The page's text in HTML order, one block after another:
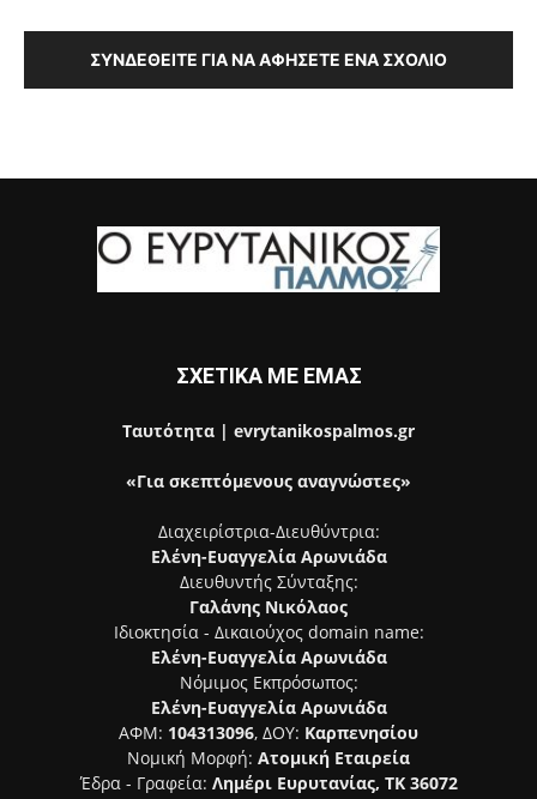
ΣΥΝΔΕΘΕΊΤΕ ΓΙΑ ΝΑ ΑΦΉΣΕΤΕ ΈΝΑ ΣΧΌΛΙΟ
ΣΧΕΤΙΚΑ ΜΕ ΕΜΑΣ
Ταυτότητα | evrytanikospalmos.gr
«Για σκεπτόμενους αναγνώστες»
Διαχειρίστρια-Διευθύντρια:
Ελένη-Ευαγγελία Αρωνιάδα
Διευθυντής Σύνταξης:
Γαλάνης Νικόλαος
Ιδιοκτησία - Δικαιούχος domain name:
Ελένη-Ευαγγελία Αρωνιάδα
Νόμιμος Εκπρόσωπος:
Ελένη-Ευαγγελία Αρωνιάδα
ΑΦΜ: 104313096, ΔΟΥ: Καρπενησίου
Νομική Μορφή: Ατομική Εταιρεία
Έδρα - Γραφεία: Λημέρι Ευρυτανίας, ΤΚ 36072